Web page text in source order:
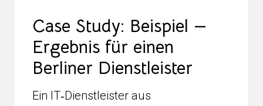
Case Study: Beispiel —
Ergebnis für einen
Berliner Dienstleister
Ein IT‑Dienstleister aus